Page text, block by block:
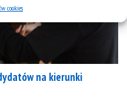
cookies
na kierunki